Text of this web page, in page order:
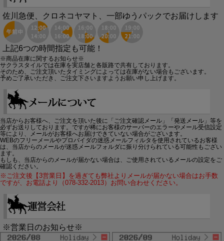
佐川急便、クロネコヤマト、一部ゆうパックでお届けします
上記6つの時間指定も可能！
※商品在庫に関するお知らせ※
サクラスタイルでは在庫を実店舗と各販路で共有しております。
そのため、ご注文頂いたタイミングによっては在庫がない場合もございます。
予めご了承いただき、ご注文下さいますようお願い申し上げます。
当店からお客様へ、ご注文を頂いた後に「ご注文確認メール」「発送メール」等を
必ずお送りしております。ですが稀にお客様のサーバーのエラーやメール受信設定
等により、メールがお客様へお届けできていない場合がございます。
WEBのフリーメールやプロバイダの迷惑メールフィルタを使用されているお客様
は、当店からのメールが迷惑メールフォルダに振り分けられている可能性もござい
ます。
もしも、当店からのメールが届かない場合は、ご使用されているメールの設定をご
確認ください。
※ご注文後【3営業日】を過ぎても弊社よりメールが届かない場合はお手数
ですが、お電話より（078-332-2013）お問い合わせください。
※営業日のお知らせ※